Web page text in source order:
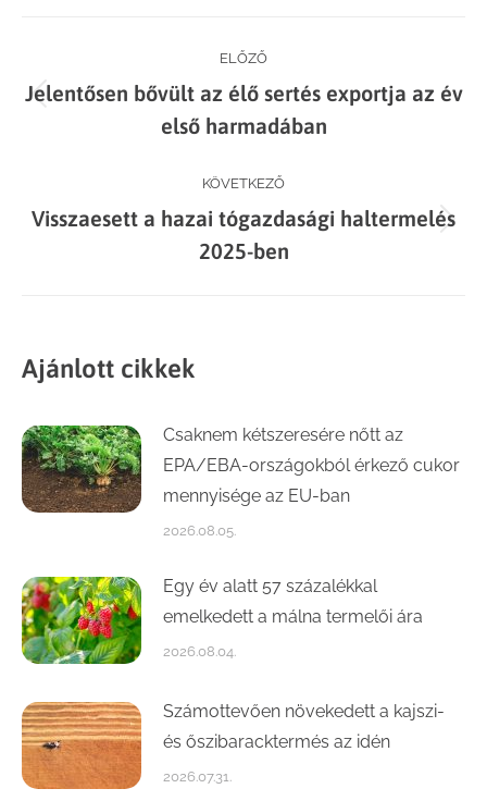
navigation
ELŐZŐ
Previous
post:
Jelentősen bővült az élő sertés exportja az év
első harmadában
KÖVETKEZŐ
Next
post:
Visszaesett a hazai tógazdasági haltermelés
2025-ben
Ajánlott cikkek
Csaknem kétszeresére nőtt az
EPA/EBA-országokból érkező cukor
mennyisége az EU-ban
2026.08.05.
Egy év alatt 57 százalékkal
emelkedett a málna termelői ára
2026.08.04.
Számottevően növekedett a kajszi-
és őszibaracktermés az idén
2026.07.31.